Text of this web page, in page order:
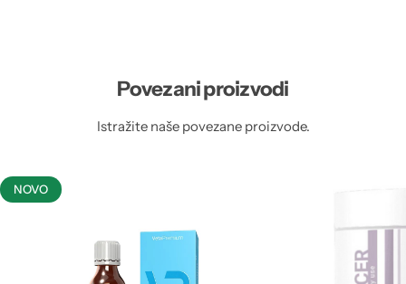
Povezani proizvodi
Istražite naše povezane proizvode.
NOVO